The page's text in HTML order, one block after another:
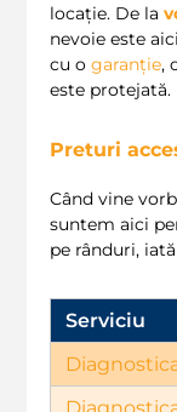
locație. De la
nevoie este
cu o garanție,
este protejată.
Preturi
Când vine
suntem aici
pe rânduri,
Serviciu